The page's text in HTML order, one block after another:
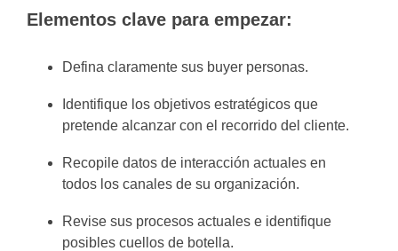
Elementos clave para empezar:
Defina claramente sus buyer personas.
Identifique los objetivos estratégicos que
pretende alcanzar con el recorrido del cliente.
Recopile datos de interacción actuales en
todos los canales de su organización.
Revise sus procesos actuales e identifique
posibles cuellos de botella.